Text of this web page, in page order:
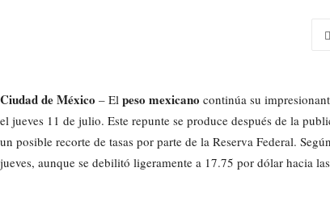
Ciudad de México – El peso mexicano continúa su
el jueves 11 de julio. Este repunte se produce después de la
un posible recorte de tasas por parte de la Reserva Federal.
jueves, aunque se debilitó ligeramente a 17.75 por dólar hacia